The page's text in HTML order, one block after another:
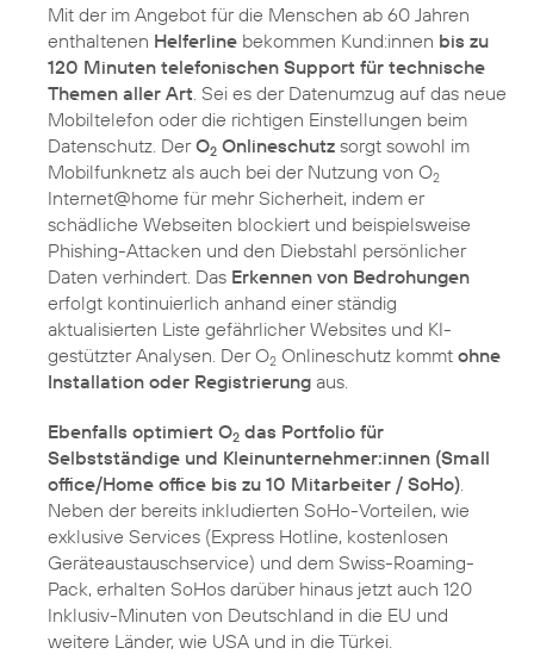
Mit der im Angebot für die Menschen ab 60 Jahren
enthaltenen Helferline bekommen Kund:innen bis zu
120 Minuten telefonischen Support für technische
Themen aller Art . Sei es der Datenumzug auf das neue
Mobiltelefon oder die richtigen Einstellungen beim
Datenschutz. DerO2 Onlineschutz sorgt sowohl im
Mobilfunknetz als auch bei der Nutzung von O2
Internet@home für mehr Sicherheit, indem er
schädliche Webseiten blockiert und beispielsweise
Phishing-Attacken und den Diebstahl persönlicher
Daten verhindert. Das Erkennen von Bedrohungen
erfolgt kontinuierlich anhand einer ständig
aktualisierten Liste gefährlicher Websites und KI-
gestützter Analysen. Der O2 Onlineschutz kommt ohne
Installation oder Registrierung aus.
Ebenfalls optimiert O2 das Portfolio für
Selbstständige und Kleinunternehmer:innen (Small
office/Home office bis zu 10 Mitarbeiter / SoHo)
Neben der bereits inkludierten SoHo-Vorteilen, wie
exklusive Services (Express Hotline, kostenlosen
Geräteaustauschservice) und dem Swiss-Roaming-
Pack, erhalten SoHos darüber hinaus jetzt auch 120
Inklusiv-Minuten von Deutschland in die EU und
weitere Länder, wie USA und in die Türkei.